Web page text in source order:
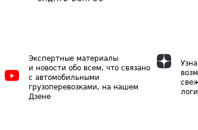
Экспертные материалы
и новости обо всем, что связано
с автомобильными
грузоперевозками, на нашем
Дзене